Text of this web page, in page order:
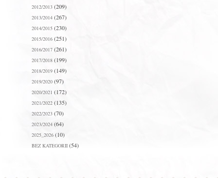
2012/2013(209)
2013/2014(267)
2014/2015(230)
2015/2016(251)
2016/2017(261)
2017/2018(199)
2018/2019(149)
2019/2020(97)
2020/2021 (172)
2021/2022(135)
2022/2023(70)
2023/2024(64)
2025_2026(10)
BEZ KATEGORII(54)